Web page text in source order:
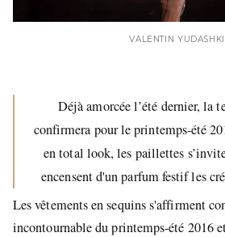
VALENTIN
Déjà amorcée l’été dernier, la
confirmera pour le printemps-été
en total look, les paillettes
encensent d'un parfum festif les
Les vêtements en sequins s'affirment
incontournable du printemps-été 2016